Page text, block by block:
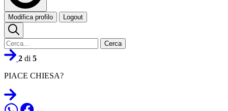
Modifica profilo Logout
Cerca
2 di 5
PIACE CHIESA?